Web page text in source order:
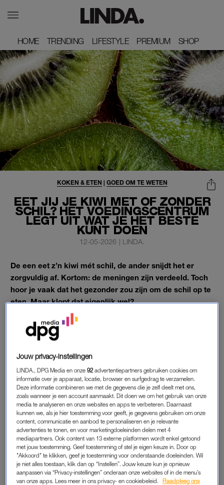
HOME
HOME TRENDING
TRENDING LIFESTYLE
LIFESTYLE PREMIUM
PREMIUM SHOP
SHOP
EET JIJ JE KIWI MET OF ZONDER
SCHIL? HET VOEDINGSCENTRUM
LEGT UIT WAT JE HET BESTE
KUNT DOEN
KOKEN & ETEN | GOED OM TE WETEN
12-05-2026 | LINDA.
De een eet z’n kiwi mét schil, de ander snijdt het er
zorgvuldig af. Kortom: de meningen zijn verdeeld. Toch
hoor je vaak dat het gezonder zou zijn om de schil op te
eten. Maar klopt dat eigenlijk wel?
In onderstaande video geeft het
duidelijkheid.
SCHIL ETEN VAN EEN KIWI
Het Voedingscentrum legt uit dat je van veel groente- en
fruitsoorten de schil prima kunt eten. Denk aan een appel of
komkommer. Juist in of vlak onder de schil zitten namelijk
vaak belangrijke voedingsstoffen.
Toch ligt dat bij een kiwi net even anders. Niet alleen vinden
veel mensen de harige schil niet bepaald aantrekkelijk, er
speelt nog iets anders mee: de regelgeving rondom
bestrijdingsmiddelen.
Jouw privacy-instellingen
LINDA., DPG Media en onze92 advertentiepartners gebruiken cookies om
informatie over je apparaat, locatie, browser en surfgedrag te verzamelen.
Deze informatie combineren we met de gegevens die je zelf deelt met ons,
zoals wanneer je een account aanmaakt. Dit doen we om het gebruik van onze
media te analyseren en onze websites en apps te verbeteren. Daarnaast
kunnen we, als je hier toestemming voor geeft, je gegevens gebruiken om onze
content, communicatie en aanbod te personaliseren en je relevante
advertenties te tonen, en voor marketingdoeleinden delen met 4
mediapartners. Ook content van 13 externe platformen wordt enkel getoond
met jouw toestemming. Geef toestemming of stel je eigen keuze in. Door op
"Akkoord" te klikken, geef je toestemming voor onderstaande doeleinden. Wil
je niet alles toestaan, klik dan op “Instellen”. Jouw keuze kun je opnieuw
aanpassen via “Privacy-instellingen” onderaan onze websites of in de menu’s
van onze apps. Lees meer in ons privacy- en cookiebeleid.
Raadpleeg ons